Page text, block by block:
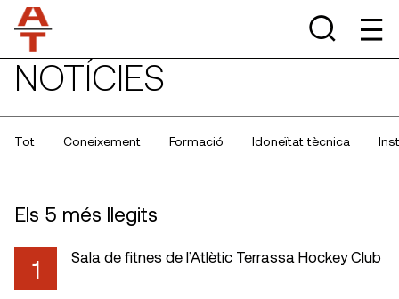
NOTÍCIES
Tot Coneixement Formació Idoneïtat tècnica
Els 5 més llegits
1 Sala de fitnes de l’Atlètic Terrassa Hockey Club